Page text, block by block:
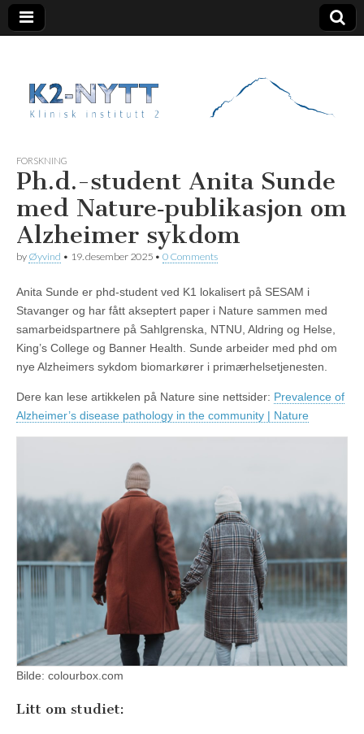
K2 Nytt
FORSKNING
Ph.d.-student Anita Sunde
med Nature‑publikasjon om
Alzheimer sykdom
by Øyvind • 19. desember 2025 • 0 Comments
Anita Sunde er phd-student ved K1 lokalisert på SESAM i
Stavanger og har fått akseptert paper i Nature sammen med
samarbeidspartnere på Sahlgrenska, NTNU, Aldring og Helse,
King’s College og Banner Health. Sunde arbeider med phd om
nye Alzheimers sykdom biomarkører i primærhelsetjenesten.
Dere kan lese artikkelen på Nature sine nettsider: Prevalence of
Alzheimer’s disease pathology in the community | Nature
Bilde: colourbox.com
Litt om studiet: